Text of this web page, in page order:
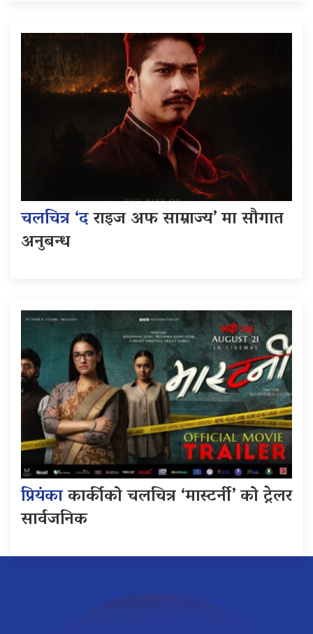
चलचित्र ‘दराइज अफ साम्राज्य’ मा सौगात
अनुबन्ध
प्रियंकाकार्कीको चलचित्र ‘मास्टर्नी’ को ट्रेलर
सार्वजनिक